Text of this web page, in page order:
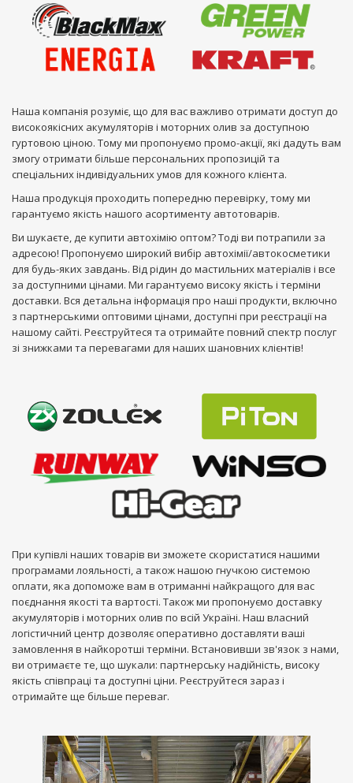
Наша компанія розуміє, що для вас важливо отримати доступ до
високоякісних акумуляторів і моторних олив за доступною
гуртовою ціною. Тому ми пропонуємо промо-акції, які дадуть вам
змогу отримати більше персональних пропозицій та
спеціальних індивідуальних умов для кожного клієнта.
Наша продукція проходить попередню перевірку, тому ми
гарантуємо якість нашого асортименту автотоварів.
Ви шукаєте, де купити автохімію оптом? Тоді ви потрапили за
адресою! Пропонуємо широкий вибір автохімії/автокосметики
для будь-яких завдань. Від рідин до мастильних матеріалів і все
за доступними цінами. Ми гарантуємо високу якість і терміни
доставки. Вся детальна інформація про наші продукти, включно
з партнерськими оптовими цінами, доступні при реєстрації на
нашому сайті. Реєструйтеся та отримайте повний спектр послуг
зі знижками та перевагами для наших шановних клієнтів!
При купівлі наших товарів ви зможете скористатися нашими
програмами лояльності, а також нашою гнучкою системою
оплати, яка допоможе вам в отриманні найкращого для вас
поєднання якості та вартості. Також ми пропонуємо доставку
акумуляторів і моторних олив по всій Україні. Наш власний
логістичний центр дозволяє оперативно доставляти ваші
замовлення в найкоротші терміни. Встановивши зв'язок з нами,
ви отримаєте те, що шукали: партнерську надійність, високу
якість співпраці та доступні ціни. Реєструйтеся зараз і
отримайте ще більше переваг.